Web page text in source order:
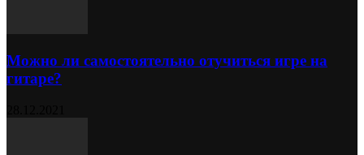
Можно ли самостоятельно отучиться игре на
гитаре?